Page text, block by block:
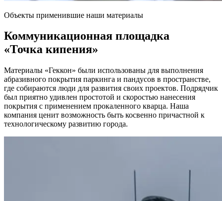
Объекты применившие наши материалы
Коммуникационная площадка
«Точка кипения»
Материалы «Геккон» были использованы для выполнения
абразивного покрытия паркинга и пандусов в пространстве,
где собираются люди для развития своих проектов. Подрядчик
был приятно удивлен простотой и скоростью нанесения
покрытия с применением прокаленного кварца. Наша
компания ценит возможность быть косвенно причастной к
технологическому развитию города.